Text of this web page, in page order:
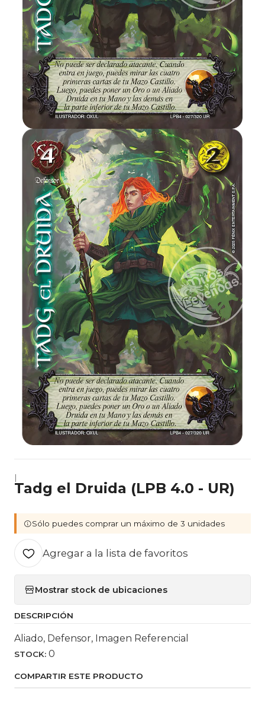
|
Tadg el Druida (LPB 4.0 - UR)
Sólo puedes comprar un máximo de 3 unidades
Agregar a la lista de favoritos
Mostrar stock de ubicaciones
DESCRIPCIÓN
Aliado, Defensor, Imagen Referencial
STOCK: 0
COMPARTIR ESTE PRODUCTO